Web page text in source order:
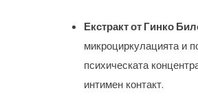
Екстракт от Гинко
микроциркулацията и
психическата
интимен контакт.